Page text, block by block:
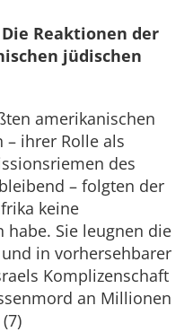
Reaktionen der
jüdischen
amerikanischen
ihrer Rolle als
des
– folgten der
keine
habe. Sie leugnen die
in vorhersehbarer
Komplizenschaft
an Millionen